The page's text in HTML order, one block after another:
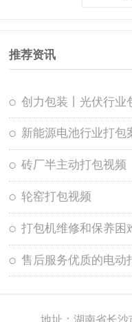
推荐资讯
创力包装丨光伏行业
新能源电池行业打包
砖厂半主动打包视频
轮窑打包视频
售后服务优质的电动
地址：湖南省长沙